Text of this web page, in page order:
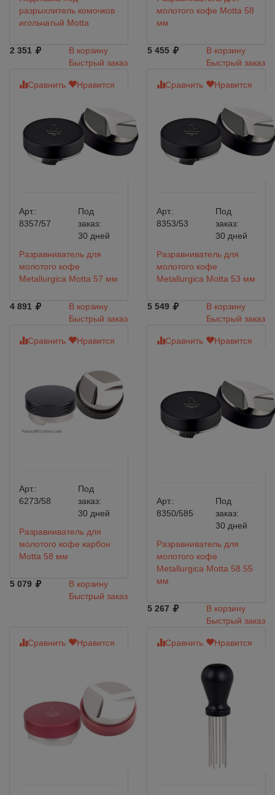
разрыхлитель комочков
игольчатый Motta
2 351
В корзину
Быстрый заказ
молотого кофе Motta 58
мм
5 455
В корзину
Быстрый заказ
Сравнить Нравится
Арт.:
8357/57
Под
заказ:
30 дней
Разравниватель для
молотого кофе
Metallurgica Motta 57 мм
4 891
В корзину
Быстрый заказ
Сравнить Нравится
Арт.:
8353/53
Под
заказ:
30 дней
Разравниватель для
молотого кофе
Metallurgica Motta 53 мм
5 549
В корзину
Быстрый заказ
Сравнить Нравится
Арт.:
6273/58
Под
заказ:
30 дней
Разравниватель для
молотого кофе карбон
Motta 58 мм
5 079
В корзину
Быстрый заказ
Сравнить Нравится
Арт.:
8350/585
Под
заказ:
30 дней
Разравниватель для
молотого кофе
Metallurgica Motta 58.55
мм
5 267
В корзину
Быстрый заказ
Сравнить Нравится Сравнить Нравится